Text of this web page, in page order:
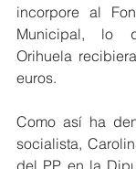
incorpore al
Municipal, lo
Orihuela
euros.
Como así ha
socialista,
del PP en la